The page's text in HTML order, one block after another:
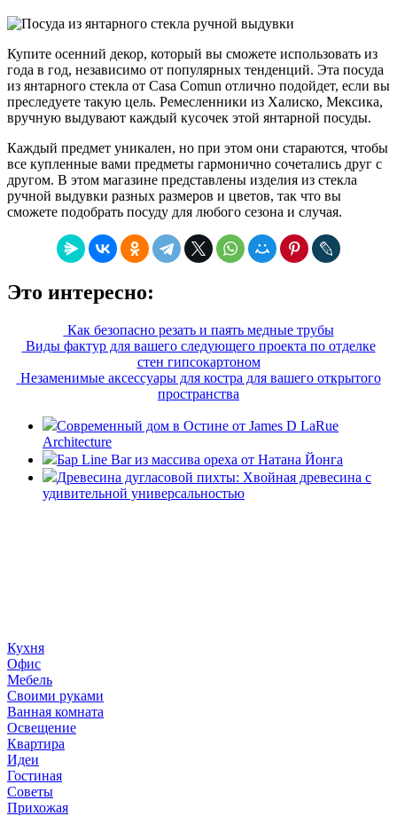
Купите осенний декор, который вы сможете использовать из
года в год, независимо от популярных тенденций. Эта посуда
из янтарного стекла от Casa Comun отлично подойдет, если вы
преследуете такую цель. Ремесленники из Халиско, Мексика,
вручную выдувают каждый кусочек этой янтарной посуды.
Каждый предмет уникален, но при этом они стараются, чтобы
все купленные вами предметы гармонично сочетались друг с
другом. В этом магазине представлены изделия из стекла
ручной выдувки разных размеров и цветов, так что вы
сможете подобрать посуду для любого сезона и случая.
Это интересно:
Как безопасно резать и паять медные трубы
Виды фактур для вашего следующего проекта по отделке
стен гипсокартоном
Незаменимые аксессуары для костра для вашего открытого
пространства
Современный дом в Остине от James D LaRue
Architecture
Бар Line Bar из массива ореха от Натана Йонга
Древесина дугласовой пихты: Хвойная древесина с
удивительной универсальностью
Кухня
Офис
Мебель
Своими руками
Ванная комната
Освещение
Квартира
Идеи
Гостиная
Советы
Прихожая